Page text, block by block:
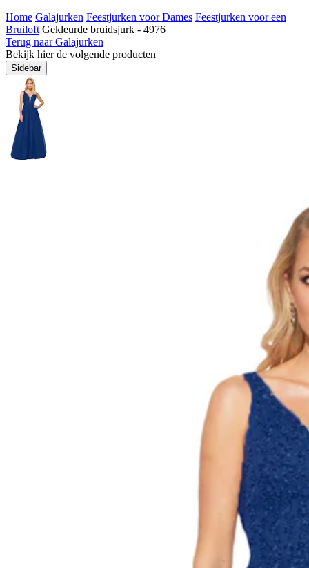
Home Galajurken Feestjurken voor Dames Feestjurken voor een
Bruiloft Gekleurde bruidsjurk - 4976
Terug naar Galajurken
Bekijk hier de volgende producten
Sidebar